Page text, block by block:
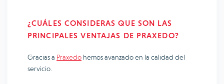
¿CUÁLES CONSIDERAS QUE SON LAS
PRINCIPALES VENTAJAS DE PRAXEDO?
Gracias a Praxedo hemos avanzado en la calidad del
servicio.